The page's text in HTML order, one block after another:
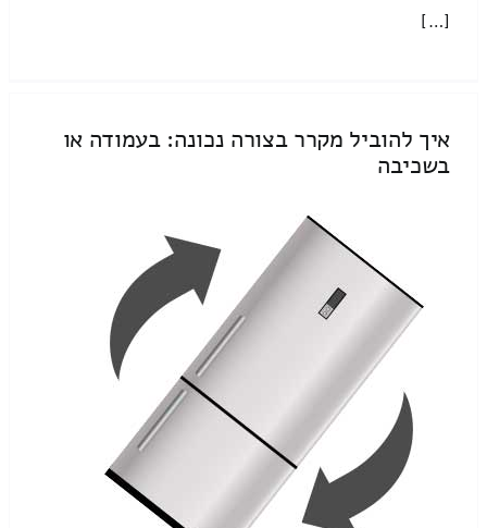
[…]
איך להוביל מקרר בצורה נכונה: בעמודה או
בשכיבה